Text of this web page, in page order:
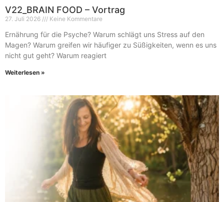
V22_BRAIN FOOD – Vortrag
27. Juli 2026 Keine Kommentare
Ernährung für die Psyche? Warum schlägt uns Stress auf den
Magen? Warum greifen wir häufiger zu Süßigkeiten, wenn es uns
nicht gut geht? Warum reagiert
Weiterlesen »